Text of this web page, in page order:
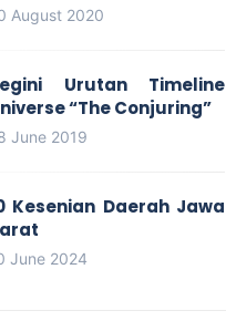
August 2020
Urutan Timeline
“The Conjuring”
June 2019
Kesenian Daerah Jawa
June 2024